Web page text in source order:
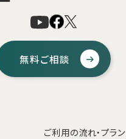
無料ご相談
ご利用の流れ・プラン